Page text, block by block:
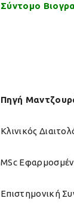
Σύντομο
Πηγή
Κλινικός
MSc
Επιστημονική